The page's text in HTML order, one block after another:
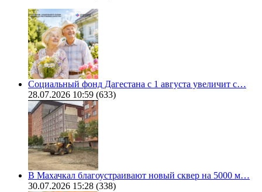
Социальный фонд Дагестана с 1 августа увеличит с…
28.07.2026 10:59 (633)
В Махачкал благоустраивают новый сквер на 5000 м…
30.07.2026 15:28 (338)